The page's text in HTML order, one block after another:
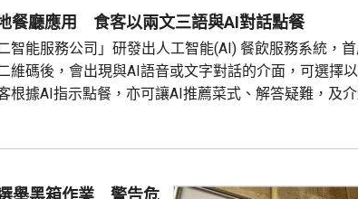
餐廳應用 食客以兩文三語與AI對話點餐
智能服務公司」研發出人工智能(AI) 餐飲服務系統，
維碼後，會出現與AI語音或文字對話的介面，可選擇
根據AI指示點餐，亦可讓AI推薦菜式、解答疑難，及
行的是機場一間餐廳，有內地旅客體驗後表示，以往
舉黑箱作業 警告危